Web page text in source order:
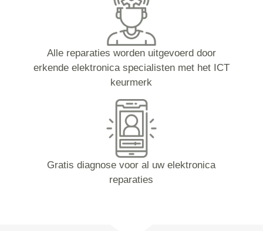
Alle reparaties worden uitgevoerd door
erkende elektronica specialisten met het ICT
keurmerk
Gratis diagnose voor al uw elektronica
reparaties